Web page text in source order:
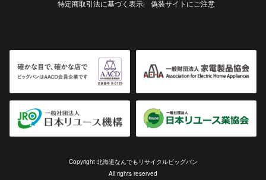
特定商取引法に基づく表示| 偽装サイトにご注意
Copyright 北海道なんでもリサイクルビッグバン
All rights reserved